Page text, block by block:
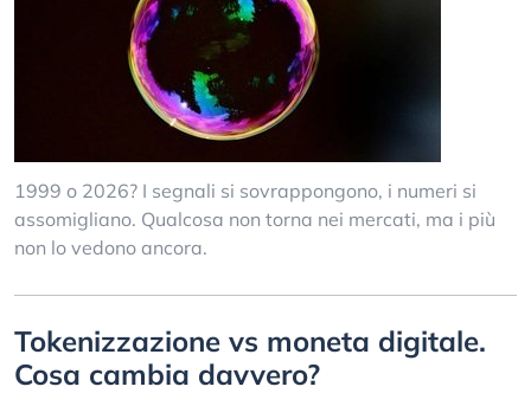
1999 o 2026? I segnali si sovrappongono, i numeri si
assomigliano. Qualcosa non torna nei mercati, ma i più
non lo vedono ancora.
Tokenizzazione vs moneta digitale.
Cosa cambia davvero?